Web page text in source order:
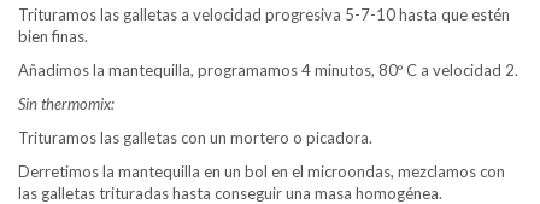
Trituramos las galletas a velocidad progresiva 5-7-10 hasta que estén
bien finas.
Añadimos la mantequilla, programamos 4 minutos, 80º C a velocidad 2.
Sin thermomix:
Trituramos las galletas con un mortero o picadora.
Derretimos la mantequilla en un bol en el microondas, mezclamos con
las galletas trituradas hasta conseguir una masa homogénea.